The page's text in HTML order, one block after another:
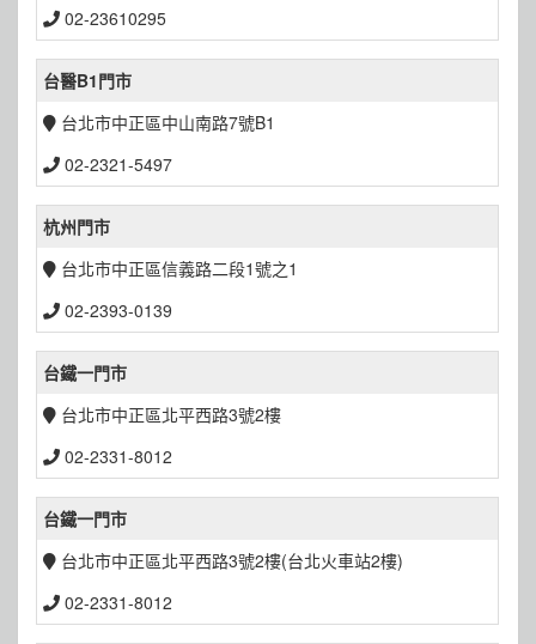
02-23610295
台醫B1門市
台北市中正區中山南路7號B1
02-2321-5497
杭州門市
台北市中正區信義路二段1號之1
02-2393-0139
台鐵一門市
台北市中正區北平西路3號2樓
02-2331-8012
台鐵一門市
台北市中正區北平西路3號2樓(台北火車站2樓)
02-2331-8012